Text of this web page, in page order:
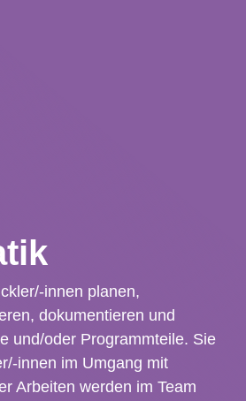
innen planen,
dokumentieren und
und/oder Programmteile. Sie
innen im Umgang mit
Arbeiten werden im Team